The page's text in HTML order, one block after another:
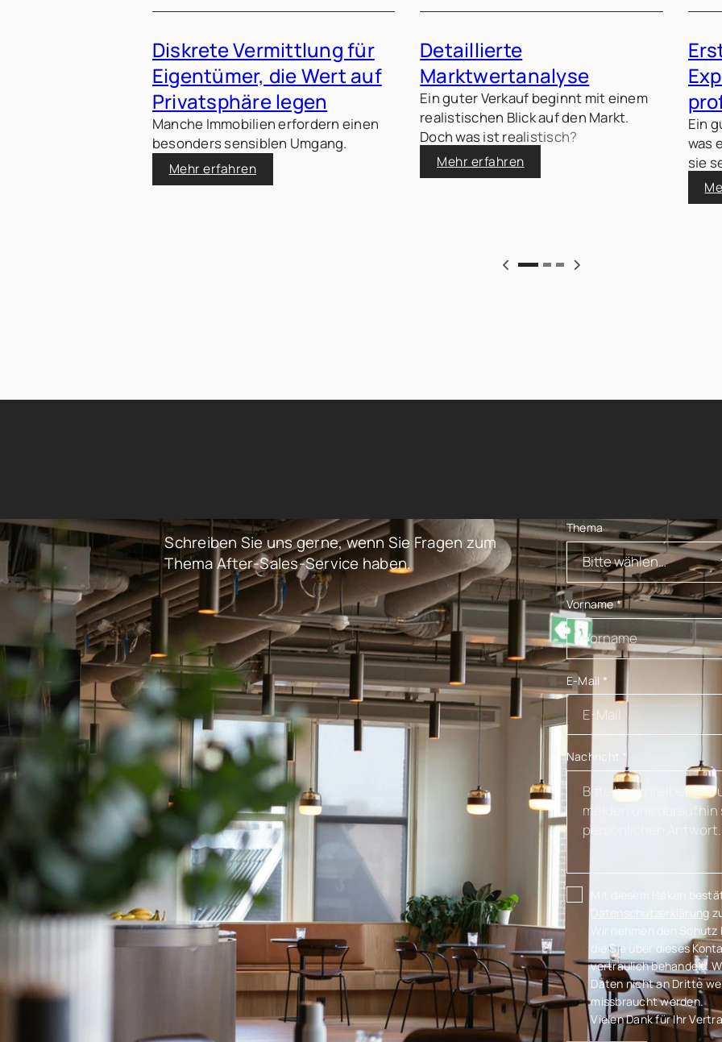
Diskrete Vermittlung für
Eigentümer, die Wert auf
Privatsphäre legen
Manche Immobilien erfordern einen
besonders sensiblen Umgang.
Mehr erfahren
Detaillierte
Marktwertanalyse
Ein guter Verkauf beginnt mit einem
realistischen Blick auf den Markt.
Doch was ist realistisch?
Mehr erfahren
Ein
was
sie
Schreiben Sie uns gerne, wenn Sie Fragen zum
Thema After-Sales-Service haben.
Thema
Vorname*
E-Mail *
Nachricht
Mit diesem Haken
Datenschutzerklärung
Wir nehmen den
die Sie über dieses
vertraulich behandelt.
Daten nicht an Dritte
missbraucht werden.
Vielen Dank für Ihr